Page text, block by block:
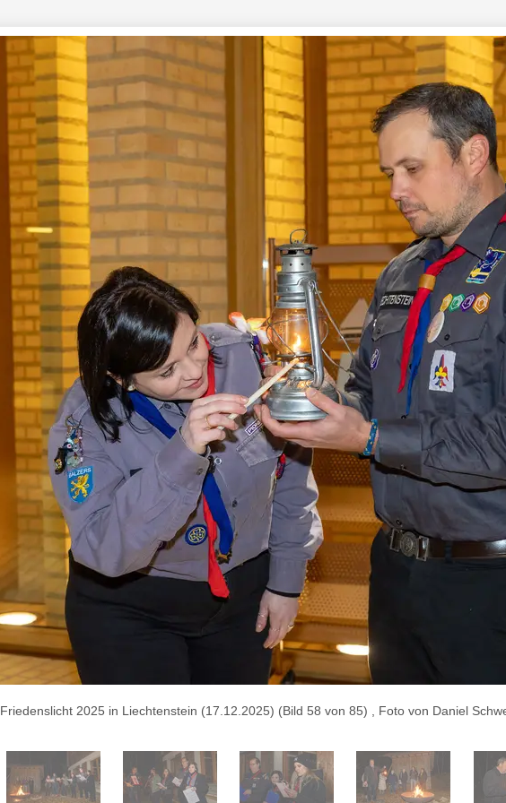
Friedenslicht 2025 in Liechtenstein (17.12.2025) (Bild 58 von 85) , Foto von Daniel